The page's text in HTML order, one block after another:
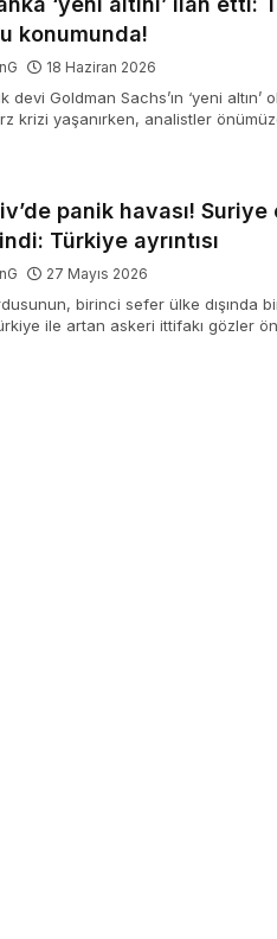
konumunda!
18 Haziran 2026
devi Goldman Sachs’ın ‘yeni
krizi yaşanırken, analistler
panik havası!
Türkiye ayrıntısı
27 Mayıs 2026
birinci sefer ülke dışında
ile artan askeri ittifakı gözler